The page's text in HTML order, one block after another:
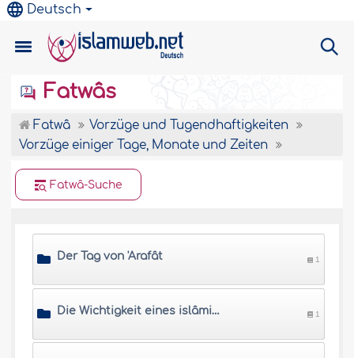
Deutsch
Fatwâs
Fatwâ
Vorzüge und Tugendhaftigkeiten
Vorzüge einiger Tage, Monate und Zeiten
Fatwâ-Suche
Der Tag von 'Arafât 1
Die Wichtigkeit eines islâmischen Kalenders 1